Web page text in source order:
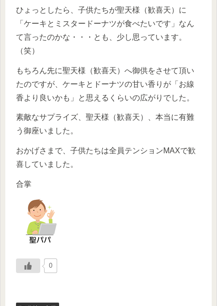
ひょっとしたら、子供たちが聖天様（歓喜天）に
「ケーキとミスタードーナツが食べたいです」なん
て言ったのかな・・・とも、少し思っています。
（笑）
もちろん先に聖天様（歓喜天）へ御供をさせて頂い
たのですが、ケーキとドーナツの甘い香りが「お線
香より良いかも」と思えるくらいの広がりでした。
素敵なサプライズ、聖天様（歓喜天）、本当に有難
う御座いました。
おかげさまで、子供たちは全員テンションMAXで歓
喜していました。
合掌
0